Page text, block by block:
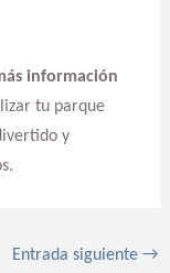
información
tu parque
y
Entrada siguiente→